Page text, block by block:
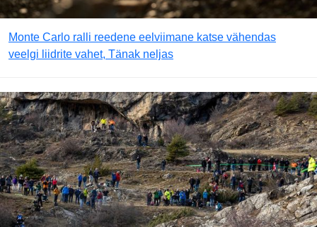
Monte Carlo ralli reedene eelviimane katse vähendas
veelgi liidrite vahet, Tänak neljas